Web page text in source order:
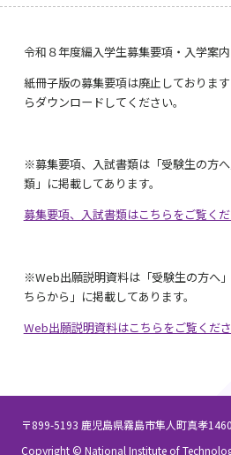
令和８年度編入学生募集要項・入学案内
紙冊子版の募集要項は廃止しておりま
らダウンロードしてください。
※募集要項、入試書類は「受験生の方へ
類」に掲載してあります。
募集要項、入試書類はこちらをご覧く
※Web出願説明資料は「受験生の方へ
ちらから」に掲載してあります。
Web出願説明資料はこちらをご覧くだ
〒899-5193 鹿児島県霧島市隼人町真孝
Copyright © National Institute of